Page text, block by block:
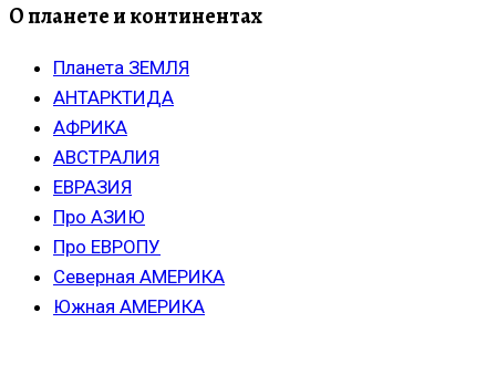
О планете и континентах
Планета ЗЕМЛЯ
АНТАРКТИДА
АФРИКА
АВСТРАЛИЯ
ЕВРАЗИЯ
Про АЗИЮ
Про ЕВРОПУ
Северная АМЕРИКА
Южная АМЕРИКА